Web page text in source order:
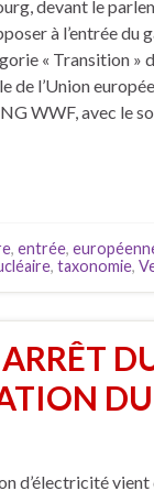
devant le
à l’entrée du
« Transition »
de l’Union
WWF, avec le
, entrée,
, taxonomie,
DU
d’électricité vient